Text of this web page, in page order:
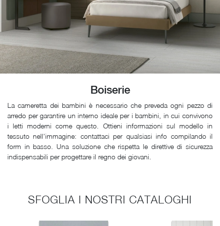
Boiserie
La cameretta dei bambini è necessario che preveda ogni pezzo di
arredo per garantire un interno ideale per i bambini, in cui convivono
i letti moderni come questo. Ottieni informazioni sul modello in
tessuto nell'immagine: contattaci per qualsiasi info compilando il
form in basso. Una soluzione che rispetta le direttive di sicurezza
indispensabili per progettare il regno dei giovani.
SFOGLIA I NOSTRI CATALOGHI